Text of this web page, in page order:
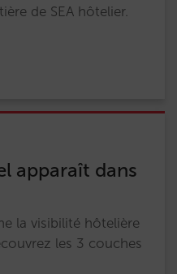
de SEA hôtelier.
apparaît dans
la visibilité hôtelière
les 3 couches